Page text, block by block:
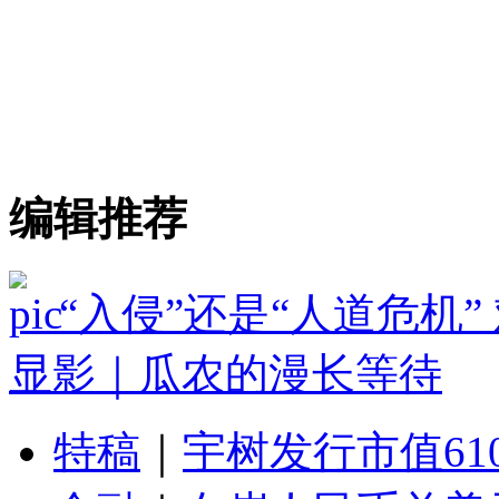
编辑推荐
“入侵”还是“人道危机
显影｜瓜农的漫长等待
特稿
宇树发行市值